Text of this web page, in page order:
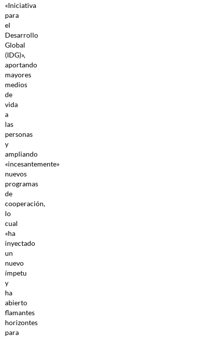
«Iniciativa
para
el
Desarrollo
Global
(IDG)»,
aportando
mayores
medios
de
vida
a
las
personas
y
ampliando
«incesantemente»
nuevos
programas
de
cooperación,
lo
cual
«ha
inyectado
un
nuevo
ímpetu
y
ha
abierto
flamantes
horizontes
para